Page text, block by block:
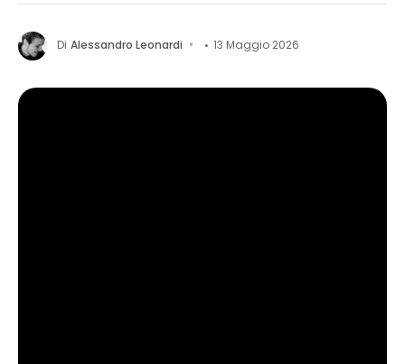
Di Alessandro Leonardi 13 Maggio 2026